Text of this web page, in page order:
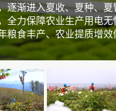
逐渐进入夏收、夏种、
全力保障农业生产用电
粮食丰产、农业提质增